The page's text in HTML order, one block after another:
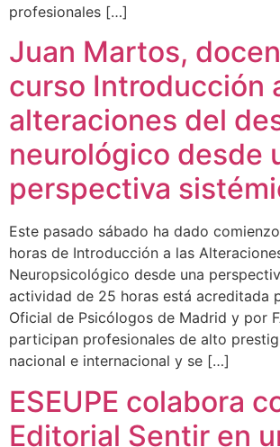
profesionales […]
Juan Martos,
curso Introducción
alteraciones del
neurológico desde
perspectiva
Este pasado sábado ha dado
horas de Introducción a las
Neuropsicológico desde una
actividad de 25 horas está acreditada
Oficial de Psicólogos de Madrid y por
participan profesionales de alto
nacional e internacional y se […]
ESEUPE colabora
Editorial Sentir en